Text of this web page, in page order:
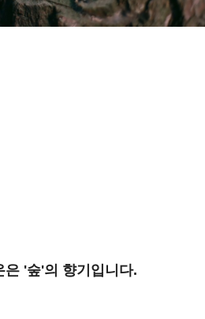
은 '숲'의 향기입니다.